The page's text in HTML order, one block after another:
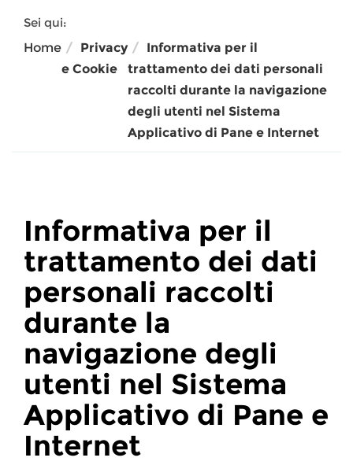
Sei qui:
Home
Privacy
e Cookie
Informativa per il
trattamento dei dati personali
raccolti durante la navigazione
degli utenti nel Sistema
Applicativo di Pane e Internet
Informativa per il
trattamento dei dati
personali raccolti
durante la
navigazione degli
utenti nel Sistema
Applicativo di Pane e
Internet